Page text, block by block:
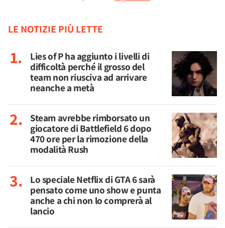
LE NOTIZIE PIÙ LETTE
Lies of P ha aggiunto i livelli di
difficoltà perché il grosso del
team non riusciva ad arrivare
neanche a metà
Steam avrebbe rimborsato un
giocatore di Battlefield 6 dopo
470 ore per la rimozione della
modalità Rush
Lo speciale Netflix di GTA 6 sarà
pensato come uno show e punta
anche a chi non lo comprerà al
lancio